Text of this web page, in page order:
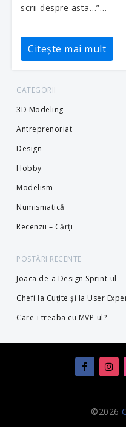
scrii despre asta…”…
Citește mai mult
CATEGORII
3D Modeling
Antreprenoriat
Design
Hobby
Modelism
Numismatică
Recenzii – Cărți
POSTĂRI RECENTE
Joaca de-a Design Sprint-ul
Chefi la Cuțite și la User
Care-i treaba cu MVP-ul?
©2026